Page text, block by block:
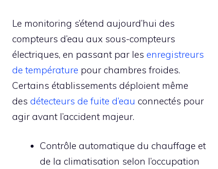
Le monitoring s’étend aujourd’hui des
compteurs d’eau aux sous-compteurs
électriques, en passant par les enregistreurs
de température pour chambres froides.
Certains établissements déploient même
des détecteurs de fuite d’eau connectés pour
agir avant l’accident majeur.
Contrôle automatique du chauffage et
de la climatisation selon l’occupation